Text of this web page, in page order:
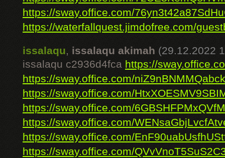
https://sway.office.com/
https://waterfallquest.jimdofree.com/
issalaqu, issalaqu akimah (29.12.2022
issalaqu c2936d4fca https://
https://sway.office.com/
https://sway.office.com/
https://sway.office.com/
https://sway.office.com/
https://sway.office.com/
https://sway.office.com/